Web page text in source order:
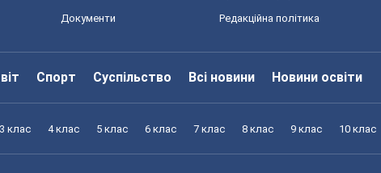
Документи Редакційна політика
Спорт Суспільство Всі новини Новини освіти
3 клас 4 клас 5 клас 6 клас 7 клас 8 клас 9 клас 10 клас